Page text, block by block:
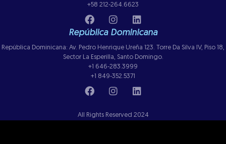
+58 212-264.6623
República Dominicana
República Dominicana: Av. Pedro Henrique Ureña 123. Torre Da Silva IV, Piso 18,
Sector La Esperilla, Santo Domingo.
+1 646-283.3999
+1 849-352.5371
All Rights Reserved 2024